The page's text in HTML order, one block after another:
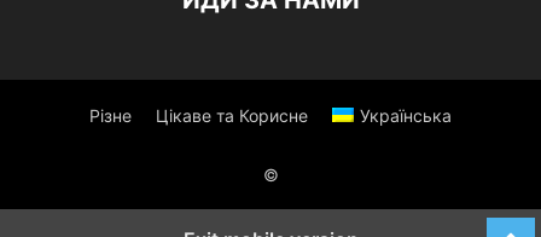
Різне Цікаве та Корисне Українська
©